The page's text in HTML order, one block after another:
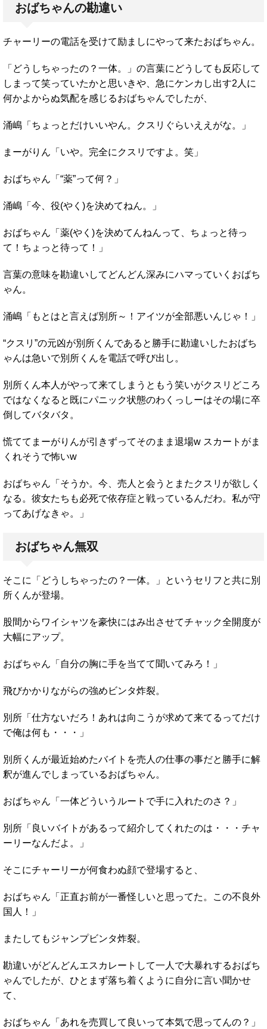
おばちゃんの勘違い
チャーリーの電話を受けて励ましにやって来たおばちゃん。
「どうしちゃったの？一体。」の言葉にどうしても反応して
しまって笑っていたかと思いきや、急にケンカし出す2人に
何かよからぬ気配を感じるおばちゃんでしたが、
涌嶋「ちょっとだけいいやん。クスリぐらいええがな。」
まーがりん「いや。完全にクスリですよ。笑」
おばちゃん「“薬”って何？」
涌嶋「今、役(やく)を決めてねん。」
おばちゃん「薬(やく)を決めてんねんって、ちょっと待っ
て！ちょっと待って！」
言葉の意味を勘違いしてどんどん深みにハマっていくおばち
ゃん。
涌嶋「もとはと言えば別所～！アイツが全部悪いんじゃ！」
“クスリ”の元凶が別所くんであると勝手に勘違いしたおばち
ゃんは急いで別所くんを電話で呼び出し。
別所くん本人がやって来てしまうともう笑いがクスリどころ
ではなくなると既にパニック状態のわくっしーはその場に卒
倒してバタバタ。
慌ててまーがりんが引きずってそのまま退場w スカートがま
くれそうで怖いw
おばちゃん「そうか。今、売人と会うとまたクスリが欲しく
なる。彼女たちも必死で依存症と戦っているんだわ。私が守
ってあげなきゃ。」
おばちゃん無双
そこに「どうしちゃったの？一体。」というセリフと共に別
所くんが登場。
股間からワイシャツを豪快にはみ出させてチャック全開度が
大幅にアップ。
おばちゃん「自分の胸に手を当てて聞いてみろ！」
飛びかかりながらの強めビンタ炸裂。
別所「仕方ないだろ！あれは向こうが求めて来てるってだけ
で俺は何も・・・」
別所くんが最近始めたバイトを売人の仕事の事だと勝手に解
釈が進んでしまっているおばちゃん。
おばちゃん「一体どういうルートで手に入れたのさ？」
別所「良いバイトがあるって紹介してくれたのは・・・チャ
ーリーなんだよ。」
そこにチャーリーが何食わぬ顔で登場すると、
おばちゃん「正直お前が一番怪しいと思ってた。この不良外
国人！」
またしてもジャンプビンタ炸裂。
勘違いがどんどんエスカレートして一人で大暴れするおばち
ゃんでしたが、ひとまず落ち着くように自分に言い聞かせ
て、
おばちゃん「あれを売買して良いって本気で思ってんの？」